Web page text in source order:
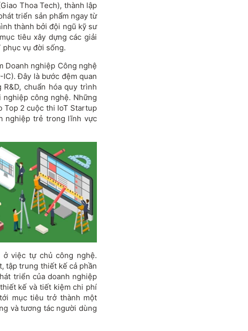
Thoa Tech), thành lập
triển sản phẩm ngay từ
thành bởi đội ngũ kỹ sư
tiêu xây dựng các giải
phục vụ đời sống.
Doanh nghiệp Công nghệ
Đây là bước đệm quan
chuẩn hóa quy trình
công nghệ. Những
Top 2 cuộc thi IoT Startup
nghiệp trẻ trong lĩnh vực
ở việc tự chủ công nghệ.
tập trung thiết kế cả phần
triển của doanh nghiệp
kế và tiết kiệm chi phí
mục tiêu trở thành một
và tương tác người dùng